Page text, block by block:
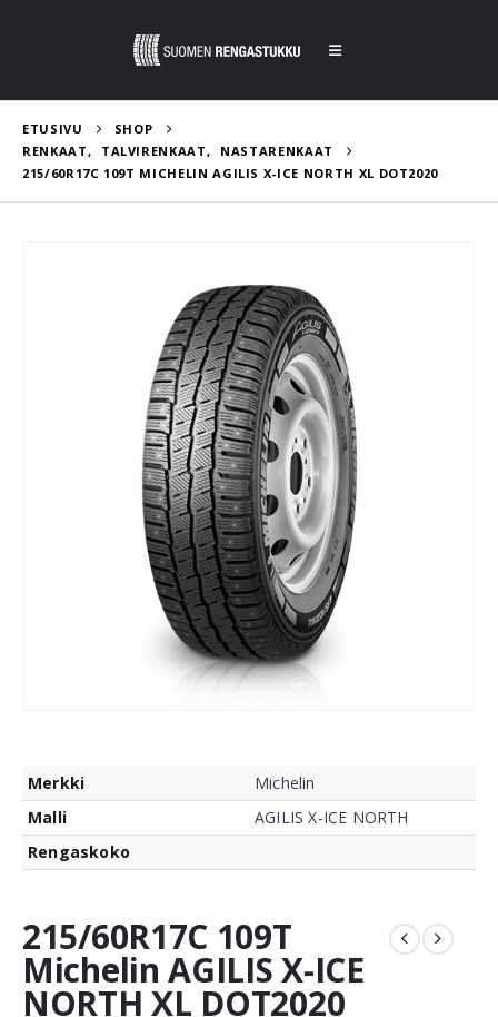
ETUSIVU
SHOP
RENKAAT, TALVIRENKAAT,
NASTARENKAAT
215/60R17C 109T MICHELIN AGILIS X-ICE NORTH XL DOT2020
Merkki
Michelin
Malli
AGILIS X-ICE NORTH
Rengaskoko
215/60R17C 109T
Michelin AGILIS X-ICE
NORTH XL DOT2020